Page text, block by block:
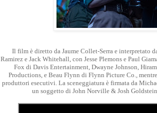
Il film è diretto da Jaume Collet-Serra e interpretato
Ramirez e Jack Whitehall, con Jesse Plemons e Paul
Fox di Davis Entertainment, Dwayne Johnson,
Productions, e Beau Flynn di Flynn Picture Co.,
produttori esecutivi. La sceneggiatura è firmata da
un soggetto di John Norville & Josh